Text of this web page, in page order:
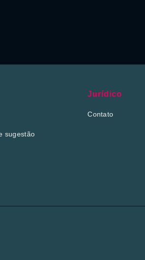
sugestão
Jurídico
Contato